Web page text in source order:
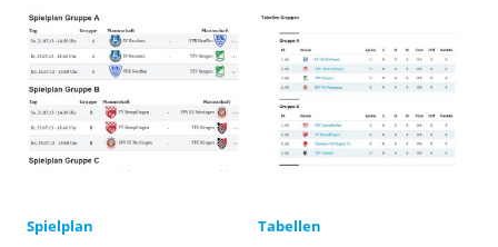
Spielplan Tabellen